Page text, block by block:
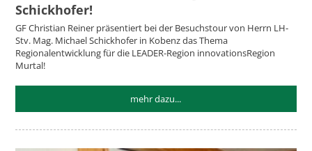
Schickhofer!
GF Christian Reiner präsentiert bei der Besuchstour von Herrn LH-
Stv. Mag. Michael Schickhofer in Kobenz das Thema
Regionalentwicklung für die LEADER-Region innovationsRegion
Murtal!
mehr dazu...